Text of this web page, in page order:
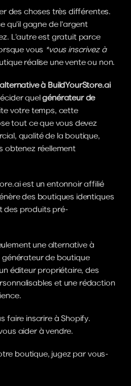
des choses très différentes.
qu'il gagne de l'argent
L'autre est gratuit parce
vous *vous inscrivez à
réalise une vente ou non.
alternative à BuildYourStore.ai
quel générateur de
votre temps, cette
tout ce que vous devez
qualité de la boutique,
obtenez réellement
est un entonnoir affilié
des boutiques identiques
des produits pré-
une alternative à
générateur de boutique
éditeur propriétaire, des
et une rédaction
faire inscrire à Shopify.
aider à vendre.
boutique, jugez par vous-